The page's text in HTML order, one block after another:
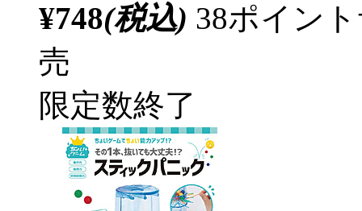
¥748(税込) 38ポイン
売
限定数終了